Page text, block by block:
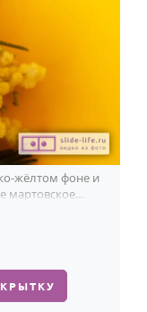
жёлтом фоне и
мартовское